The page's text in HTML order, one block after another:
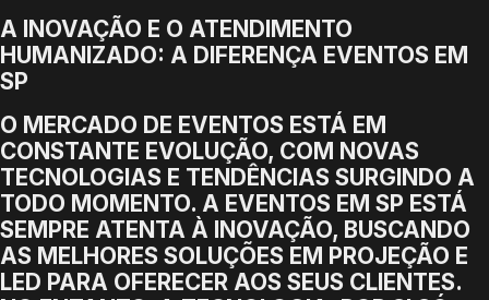
A INOVAÇÃO E O ATENDIMENTO
HUMANIZADO: A DIFERENÇA EVENTOS EM
SP
O MERCADO DE EVENTOS ESTÁ EM
CONSTANTE EVOLUÇÃO, COM NOVAS
TECNOLOGIAS E TENDÊNCIAS SURGINDO A
TODO MOMENTO. A EVENTOS EM SP ESTÁ
SEMPRE ATENTA À INOVAÇÃO, BUSCANDO
AS MELHORES SOLUÇÕES EM PROJEÇÃO E
LED PARA OFERECER AOS SEUS CLIENTES.